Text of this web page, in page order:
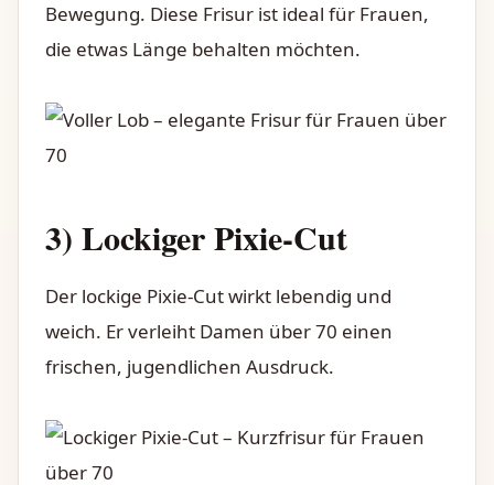
Bewegung. Diese Frisur ist ideal für Frauen,
die etwas Länge behalten möchten.
3) Lockiger Pixie-Cut
Der lockige Pixie-Cut wirkt lebendig und
weich. Er verleiht Damen über 70 einen
frischen, jugendlichen Ausdruck.